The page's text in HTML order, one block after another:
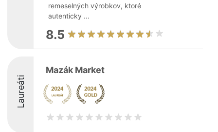
remeselných výrobkov, ktoré
autenticky ...
8.5
Laureáti
Mazák Market